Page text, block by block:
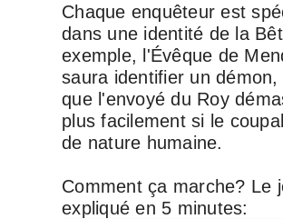
Chaque enquêteur est
dans une identité de la
exemple, l'Évêque de
saura identifier un démon,
que l'envoyé du Roy
plus facilement si le
de nature humaine.
Comment ça marche? Le
expliqué en 5 minutes: